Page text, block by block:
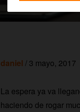
daniel / 3 mayo, 2017
La espera ya va
haciendo de rogar